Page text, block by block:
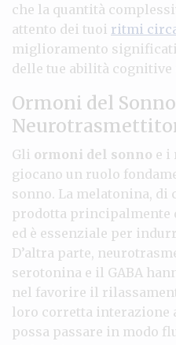
che la quantità
attento dei tuoi ritmi
miglioramento
delle tue abilità
Ormoni del
Gli ormoni del sonno e i
giocano un ruolo
sonno. La melatonina, di
prodotta principalmente
ed è essenziale per
D’altra parte,
serotonina e il GABA
nel favorire il
loro corretta interazione
possa passare in modo